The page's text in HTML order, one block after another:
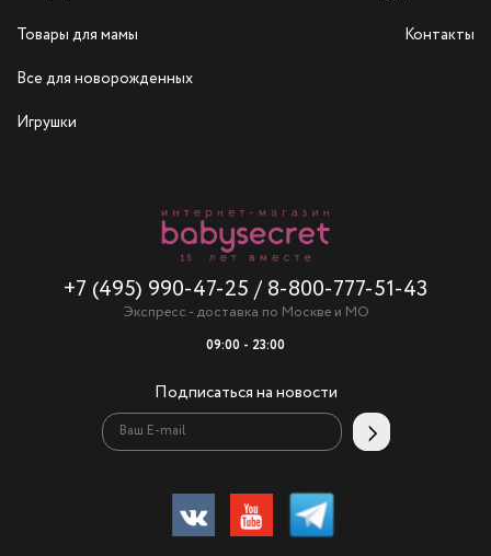
Товары для мамы
Все для новорожденных
Игрушки
+7 (495) 990-47-25 / 8-800-777-51-43
Экспресс - доставка по Москве и МО
09:00 - 23:00
Подписаться на новости
Контакты